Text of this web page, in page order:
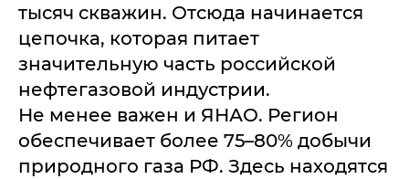
тысяч скважин. Отсюда начинается
цепочка, которая питает
значительную часть российской
нефтегазовой индустрии.
Не менее важен и ЯНАО. Регион
обеспечивает более 75–80% добычи
природного газа РФ. Здесь находятся